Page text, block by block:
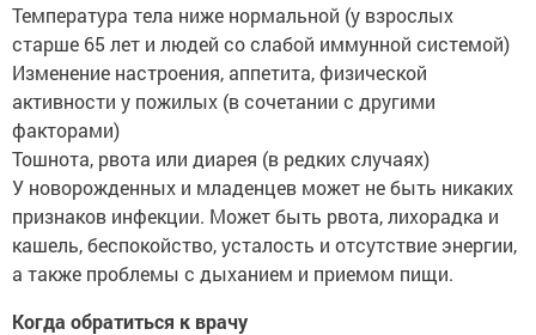
Температура тела ниже нормальной (у взрослых
старше 65 лет и людей со слабой иммунной системой)
Изменение настроения, аппетита, физической
активности у пожилых (в сочетании с другими
факторами)
Тошнота, рвота или диарея (в редких случаях)
У новорожденных и младенцев может не быть никаких
признаков инфекции. Может быть рвота, лихорадка и
кашель, беспокойство, усталость и отсутствие энергии,
а также проблемы с дыханием и приемом пищи.
Когда обратиться к врачу